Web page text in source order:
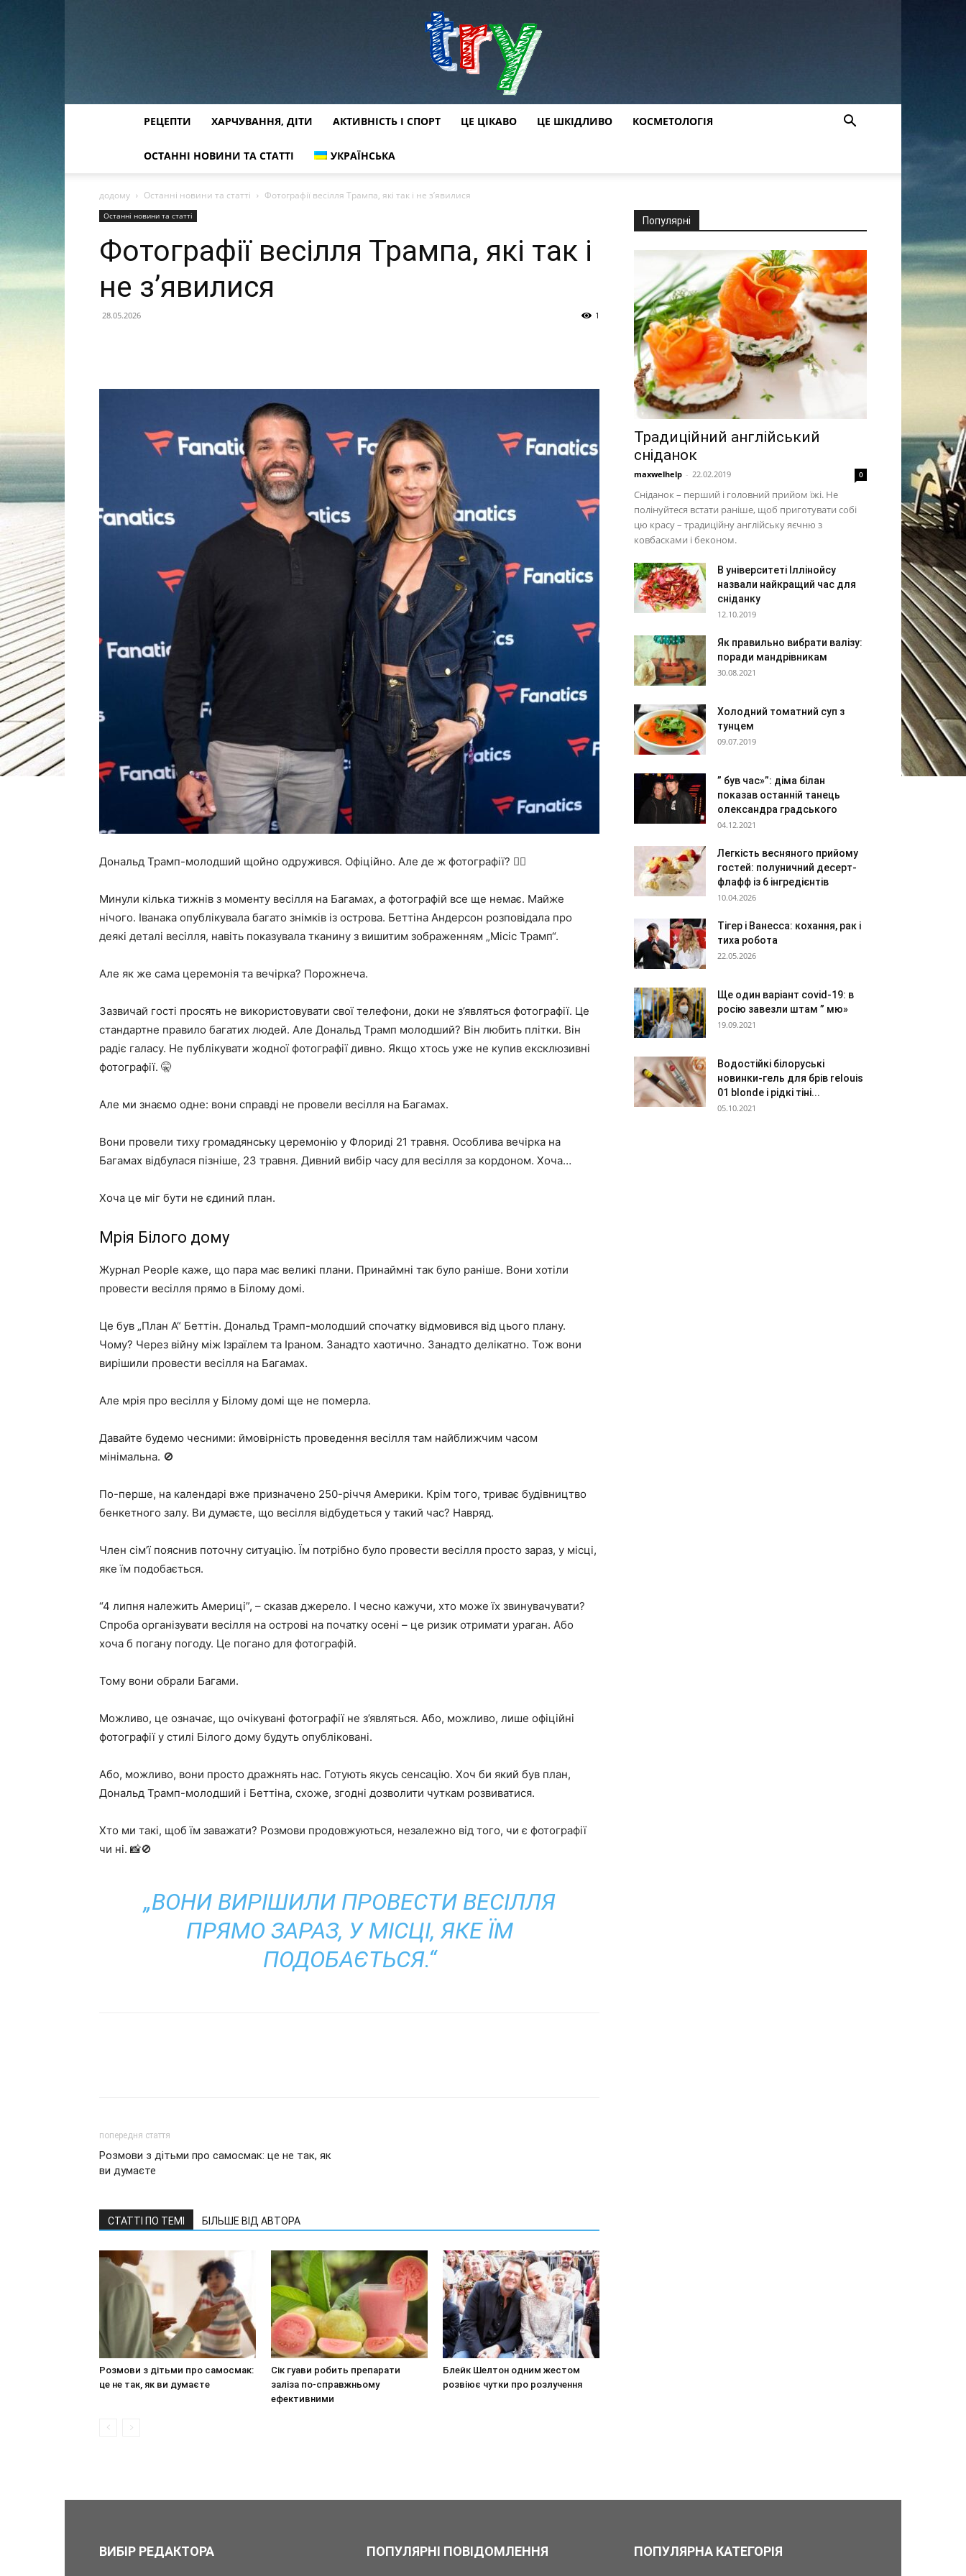
РЕЦЕПТИ ХАРЧУВАННЯ, ДІТИ АКТИВНІСТЬ І СПОРТ ЦЕ ЦІКАВО ЦЕ ШКІДЛИВО КОСМЕТОЛОГІЯ
ОСТАННІ НОВИНИ ТА СТАТТІ УКРАЇНСЬКА
додому Останні новини та статті Фотографії весілля Трампа, які так і не з’явилися
Останні новини та статті
Фотографії весілля Трампа, які так і
не з’явилися
28.05.2026 1
Дональд Трамп-молодший щойно одружився. Офіційно. Але де ж фотографії? 🤷‍♀️
Минули кілька тижнів з моменту весілля на Багамах, а фотографій все ще немає. Майже
нічого. Іванака опублікувала багато знімків із острова. Беттіна Андерсон розповідала про
деякі деталі весілля, навіть показувала тканину з вишитим зображенням „Місіс Трамп“.
Але як же сама церемонія та вечірка? Порожнеча.
Зазвичай гості просять не використовувати свої телефони, доки не з’являться фотографії. Це
стандартне правило багатих людей. Але Дональд Трамп молодший? Він любить плітки. Він
радіє галасу. Не публікувати жодної фотографії дивно. Якщо хтось уже не купив ексклюзивні
фотографії. 🤫
Але ми знаємо одне: вони справді не провели весілля на Багамах.
Вони провели тиху громадянську церемонію у Флориді 21 травня. Особлива вечірка на
Багамах відбулася пізніше, 23 травня. Дивний вибір часу для весілля за кордоном. Хоча…
Хоча це міг бути не єдиний план.
Мрія Білого дому
Журнал People каже, що пара має великі плани. Принаймні так було раніше. Вони хотіли
провести весілля прямо в Білому домі.
Це був „План А“ Беттін. Дональд Трамп-молодший спочатку відмовився від цього плану.
Чому? Через війну між Ізраїлем та Іраном. Занадто хаотично. Занадто делікатно. Тож вони
вирішили провести весілля на Багамах.
Але мрія про весілля у Білому домі ще не померла.
Давайте будемо чесними: ймовірність проведення весілля там найближчим часом
мінімальна. 🚫
По-перше, на календарі вже призначено 250-річчя Америки. Крім того, триває будівництво
бенкетного залу. Ви думаєте, що весілля відбудеться у такий час? Навряд.
Член сім’ї пояснив поточну ситуацію. Їм потрібно було провести весілля просто зараз, у місці,
яке їм подобається.
“4 липня належить Америці”, – сказав джерело. І чесно кажучи, хто може їх звинувачувати?
Спроба організувати весілля на острові на початку осені – це ризик отримати ураган. Або
хоча б погану погоду. Це погано для фотографій.
Тому вони обрали Багами.
Можливо, це означає, що очікувані фотографії не з’являться. Або, можливо, лише офіційні
фотографії у стилі Білого дому будуть опубліковані.
Або, можливо, вони просто дражнять нас. Готують якусь сенсацію. Хоч би який був план,
Дональд Трамп-молодший і Беттіна, схоже, згодні дозволити чуткам розвиватися.
Хто ми такі, щоб їм заважати? Розмови продовжуються, незалежно від того, чи є фотографії
чи ні. 📸🚫
„ВОНИ ВИРІШИЛИ ПРОВЕСТИ ВЕСІЛЛЯ
ПРЯМО ЗАРАЗ, У МІСЦІ, ЯКЕ ЇМ
ПОДОБАЄТЬСЯ.“
попередня стаття
Розмови з дітьми про самосмак: це не так, як
ви думаєте
СТАТТІ ПО ТЕМІ БІЛЬШЕ ВІД АВТОРА
Розмови з дітьми про самосмак:
це не так, як ви думаєте
Сік гуави робить препарати
заліза по-справжньому
ефективними
Блейк Шелтон одним жестом
розвіює чутки про розлучення
Популярні
Традиційний англійський
сніданок
maxwelhelp - 22.02.2019 0
Сніданок – перший і головний прийом їжі. Не
полінуйтеся встати раніше, щоб приготувати собі
цю красу – традиційну англійську яєчню з
ковбасками і беконом.
В університеті Іллінойсу
назвали найкращий час для
сніданку
12.10.2019
Як правильно вибрати валізу:
поради мандрівникам
30.08.2021
Холодний томатний суп з
тунцем
09.07.2019
” був час»”: діма білан
показав останній танець
олександра градського
04.12.2021
Легкість весняного прийому
гостей: полуничний десерт-
флафф із 6 інгредієнтів
10.04.2026
Тігер і Ванесса: кохання, рак і
тиха робота
22.05.2026
Ще один варіант covid-19: в
росію завезли штам ” мю»
19.09.2021
Водостійкі білоруські
новинки-гель для брів relouis
01 blonde і рідкі тіні...
05.10.2021
ВИБІР РЕДАКТОРА ПОПУЛЯРНІ ПОВІДОМЛЕННЯ ПОПУЛЯРНА КАТЕГОРІЯ